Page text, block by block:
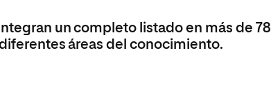
un completo listado en más de 78
áreas del conocimiento.